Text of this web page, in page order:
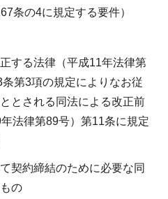
条の4に規定する要件）
する法律（平成11年法律第
第3項の規定によりなお従
とされる同法による改正前
法律第89号）第11条に規定
契約締結のために必要な同
の